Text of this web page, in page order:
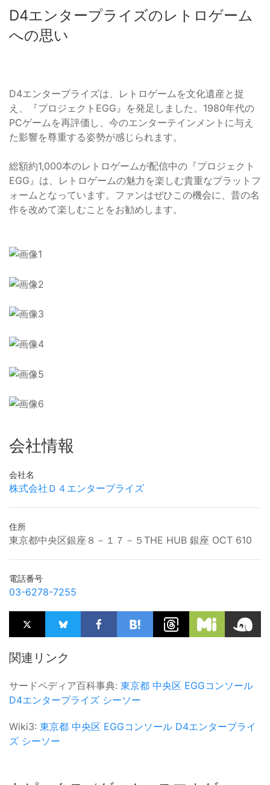
D4エンタープライズのレトロゲーム
への思い
D4エンタープライズは、レトロゲームを文化遺産と捉
え、『プロジェクトEGG』を発足しました。1980年代の
PCゲームを再評価し、今のエンターテインメントに与え
た影響を尊重する姿勢が感じられます。
総額約1,000本のレトロゲームが配信中の『プロジェクト
EGG』は、レトロゲームの魅力を楽しむ貴重なプラットフ
ォームとなっています。ファンはぜひこの機会に、昔の名
作を改めて楽しむことをお勧めします。
会社情報
会社名
株式会社Ｄ４エンタープライズ
住所
東京都中央区銀座８－１７－５THE HUB 銀座 OCT 610
電話番号
03-6278-7255
関連リンク
サードペディア百科事典: 東京都 中央区 EGGコンソール
D4エンタープライズ シーソー
Wiki3: 東京都 中央区 EGGコンソール D4エンタープライ
ズ シーソー